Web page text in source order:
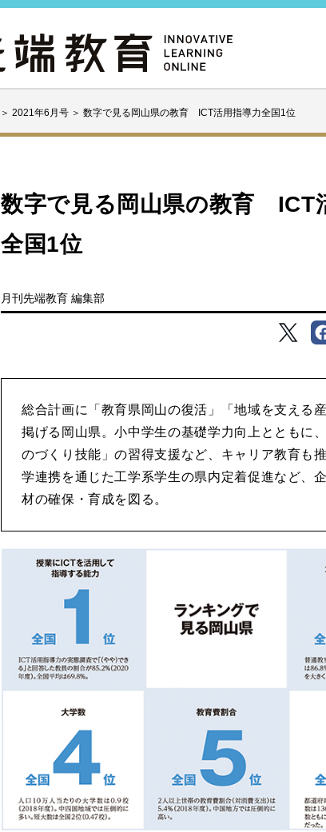
＞ 2021年6月号 ＞ 数字で見る岡山県の教育 ICT活用指導力全国1位
数字で見る岡山県の教育 ICT
全国1位
月刊先端教育 編集部
総合計画に「教育県岡山の復活」「地域を支える
掲げる岡山県。小中学生の基礎学力向上とともに
のづくり技能」の習得支援など、キャリア教育も
学連携を通じた工学系学生の県内定着促進など、
材の確保・育成を図る。